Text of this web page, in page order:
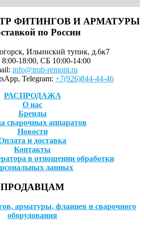
ФИТИНГОВ И АРМАТУРЫ
по России
Ильинский тупик, д.6к7
18:00, СБ 10:00-14:00
info@trub-remont.ru
Telegram: +7(926)844-44-46
РАСПРОДАЖА
О нас
Бренды
сварочных аппаратов
Новости
и доставка
Контакты
в отношении обработки
данных
ПРОДАВЦАМ
арматуры, фланцев и сварочного
оборудования